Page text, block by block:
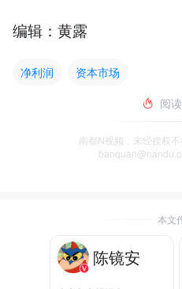
编辑：黄露
净利润
资本市场
阅读
南都N视频，未经授权
本文
陈镜安